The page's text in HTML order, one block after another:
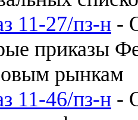
11-27/пз-н -
приказы
рынкам
11-46/пз-н -